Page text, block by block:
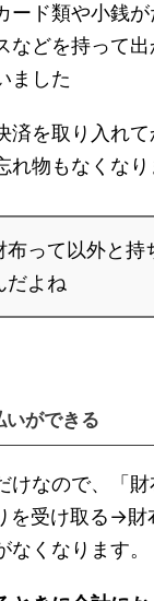
ード類や小銭
などを持って出
ました
済を取り入れ
れ物もなくなり
布って以外と持
だよね
いができる
けなので、「
を受け取る→財
なくなります。